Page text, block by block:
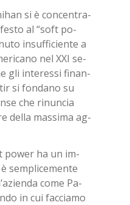
si è con­cen­tra­
al “soft po­
in­suf­fi­cien­te a
nel XXI se­
gli in­te­res­si fi­nan­
si fon­da­no su
che ri­nun­cia
del­la mas­si­ma ag­
po­wer ha un im­
sem­pli­ce­men­te
come Pa­
in cui fac­cia­mo